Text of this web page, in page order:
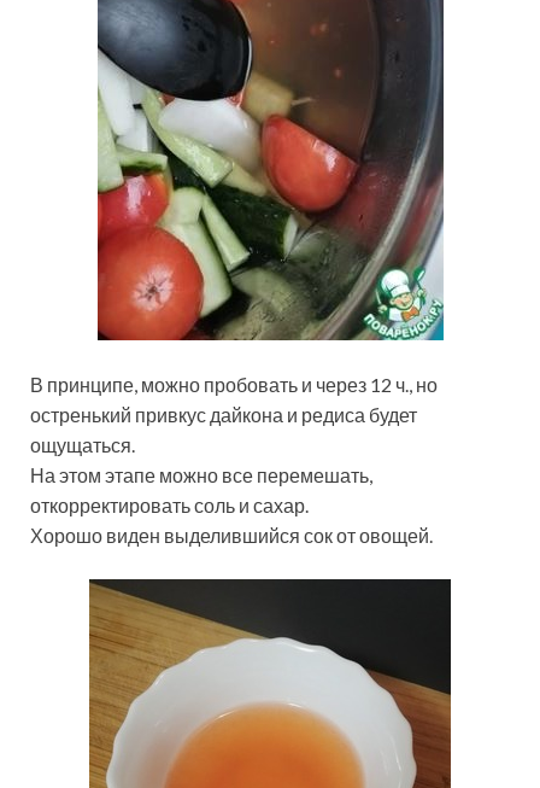
В принципе, можно пробовать и через 12 ч., но
остренький привкус дайкона и редиса будет
ощущаться.
На этом этапе можно все перемешать,
откорректировать соль и сахар.
Хорошо виден выделившийся сок от овощей.